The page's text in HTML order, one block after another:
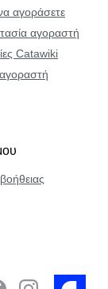
αγοράσετε
αγοραστή
Catawiki